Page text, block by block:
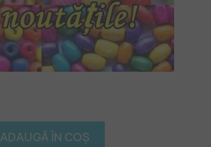
ADAUGĂ ÎN COȘ